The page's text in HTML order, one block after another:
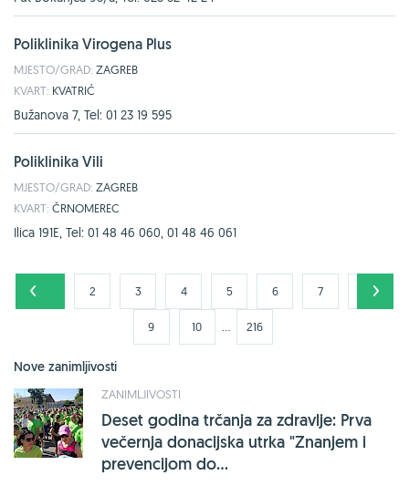
Poliklinika Virogena Plus
MJESTO/GRAD: ZAGREB
KVART: KVATRIĆ
Bužanova 7, Tel: 01 23 19 595
Poliklinika Vili
MJESTO/GRAD: ZAGREB
KVART: ČRNOMEREC
Ilica 191E, Tel: 01 48 46 060, 01 48 46 061
2 3 4 5 6 7
9 10 ... 216
Nove zanimljivosti
ZANIMLJIVOSTI
Deset godina trčanja za zdravlje: Prva
večernja donacijska utrka "Znanjem i
prevencijom do...